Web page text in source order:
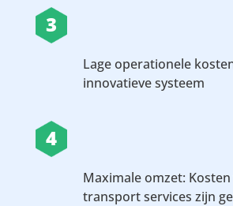
3
Lage operationele
innovatieve systeem
4
Maximale omzet:
transport services zijn